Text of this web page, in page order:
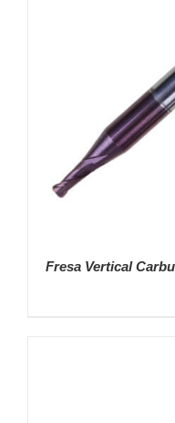
Fresa Vertical